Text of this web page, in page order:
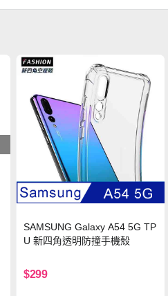
SAMSUNG Galaxy A54 5G TP
U 新四角透明防撞手機殼
$299